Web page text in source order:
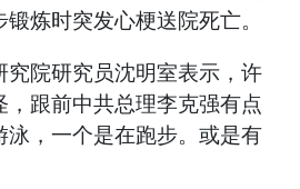
炼时突发心梗送院死亡。
院研究员沈明室表示，许
跟前中共总理李克强有点
泳，一个是在跑步。或是有